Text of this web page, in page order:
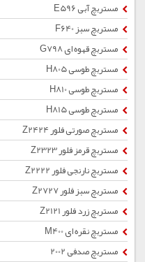
مستربچ آبی E596
مستربچ سبز F640
مستربچ قهوه ای G798
مستربچ طوسی H805
مستربچ طوسی H810
مستربچ طوسی H815
مستربچ صورتی فلور Z2424
مستربچ قرمز فلور Z2323
مستربچ نارنجی فلور Z2222
مستربچ سبز فلور Z2727
مستربچ زرد فلور Z2121
مستربچ نقره ای M400
مستربچ صدفی 2002